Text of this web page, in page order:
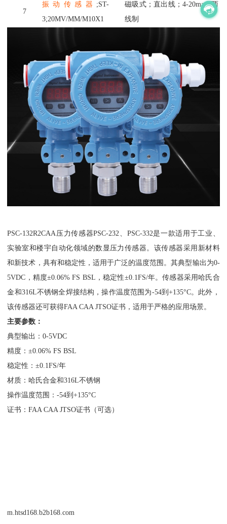
7
振动传感器 ;ST-
3;20MV/MM/M10X1
磁吸式；直出线； 4-20ma，两
线制
PSC-132R2CAA压力传感器PSC-232、PSC-332是一款适用于工业、
实验室和楼宇自动化领域的数显压力传感器。该传感器采用新材料
和新技术，具有和稳定性，适用于广泛的温度范围。其典型输出为0-
5VDC，精度±0.06% FS BSL，稳定性±0.1FS/年。传感器采用哈氏合
金和316L不锈钢全焊接结构，操作温度范围为-54到+135°C。此外，
该传感器还可获得FAA CAA JTSO证书，适用于严格的应用场景。
主要参数：
典型输出：0-5VDC
精度：±0.06% FS BSL
稳定性：±0.1FS/年
材质：哈氏合金和316L不锈钢
操作温度范围：-54到+135°C
证书：FAA CAA JTSO证书（可选）
m.htsd168.b2b168.com